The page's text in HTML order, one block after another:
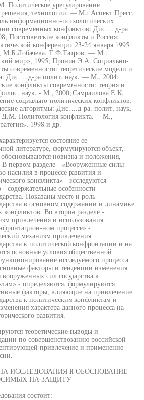
урегулирование
технологии. — М.: Аспект Пресс,
информационно-психологических
современных конфликтов: Дис. ...д-ра
Постсоветские конфликты и Россия:
конференции 23-24 января 1995
М.Б.Лобачева, Т.Ф.Таиров. — М.:
мир», 1995; Пронин Э.А. Социально-
современности: теоретические модели и
Дис. ...д-ра полит, наук. — М., 2004;
конфликты современности: теория и
наук. - М., 2000; Самраилова Е.К.
социально-политических конфликтов:
алгоритмы: Дис. ...д-ра. полит, наук.
Политология конфликта. —М.,
1998 и др.
состояние ее
литературе, формулируются объект,
новизна и положения,
первом разделе - «Вооруженные силы
насилия в процессе развития и
конфликта» - исследуются
содержательные особенности
Показаны место и роль
в основном содержании и динамике
конфликтов. Во втором разделе -
привлечения и использования
ном процессе» -
механизм привлечения
к политической конфронтации и на
основные условия общественной
исследуемого процесса.
факторы и тенденции изменения
вооруженных сил государства к
- определяются, формулируются
факторы, влияющие на привлечение
к политическим конфликтам и
характера данного процесса на
развития.
теоретические выводы и
по совершенствованию российской
привлечение и применение
ИССЛЕДОВАНИЯ И ОБОСНОВАНИЕ
НА ЗАЩИТУ
состоит: